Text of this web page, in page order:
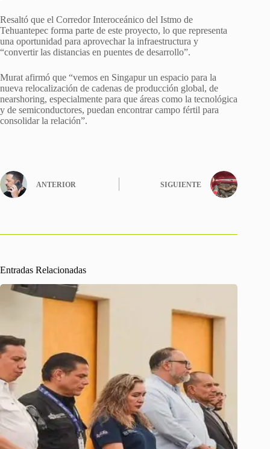
Resaltó que el Corredor Interoceánico del Istmo de
Tehuantepec forma parte de este proyecto, lo que representa
una oportunidad para aprovechar la infraestructura y
“convertir las distancias en puentes de desarrollo”.
Murat afirmó que “vemos en Singapur un espacio para la
nueva relocalización de cadenas de producción global, de
nearshoring, especialmente para que áreas como la tecnológica
y de semiconductores, puedan encontrar campo fértil para
consolidar la relación”.
ANTERIOR SIGUIENTE
Entradas Relacionadas